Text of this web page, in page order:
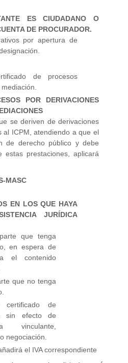
ES CIUDADANO O
DE PROCURADOR.
por apertura de
de procesos
POR DERIVACIONES
se deriven de derivaciones
al ICPM, atendiendo a que el
de derecho público y debe
prestaciones, aplicará
MASC
EN LOS QUE HAYA
JURÍDICA
que tenga
en espera de
el contenido
que no tenga
de
sin efecto de
vinculante,
negociación.
el IVA correspondiente